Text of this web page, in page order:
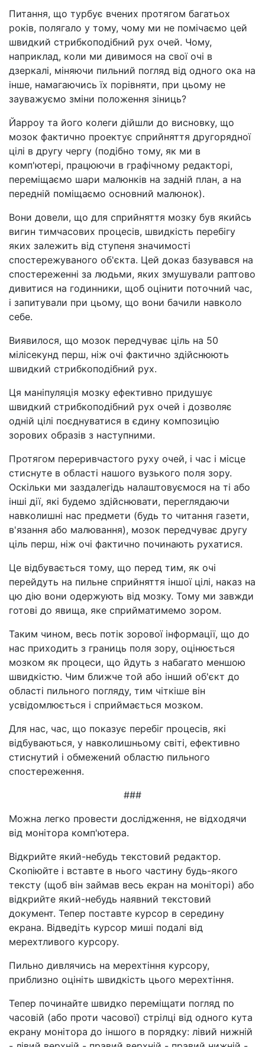
Питання, що турбує вчених протягом багатьох
років, полягало у тому, чому ми не помічаємо цей
швидкий стрибкоподібний рух очей. Чому,
наприклад, коли ми дивимося на свої очі в
дзеркалі, міняючи пильний погляд від одного ока на
інше, намагаючись їх порівняти, при цьому не
зауважуємо зміни положення зіниць?
Йарроу та його колеги дійшли до висновку, що
мозок фактично проектує сприйняття другорядної
цілі в другу чергу (подібно тому, як ми в
комп'ютері, працюючи в графічному редакторі,
переміщаємо шари малюнків на задній план, а на
передній поміщаємо основний малюнок).
Вони довели, що для сприйняття мозку був якийсь
вигин тимчасових процесів, швидкість перебігу
яких залежить від ступеня значимості
спостережуваного об'єкта. Цей доказ базувався на
спостереженні за людьми, яких змушували раптово
дивитися на годинники, щоб оцінити поточний час,
і запитували при цьому, що вони бачили навколо
себе.
Виявилося, що мозок передчуває ціль на 50
мілісекунд перш, ніж очі фактично здійснюють
швидкий стрибкоподібний рух.
Ця маніпуляція мозку ефективно придушує
швидкий стрибкоподібний рух очей і дозволяє
одній цілі поєднуватися в єдину композицію
зорових образів з наступними.
Протягом переривчастого руху очей, і час і місце
стиснуте в області нашого вузького поля зору.
Оскільки ми заздалегідь налаштовуємося на ті або
інші дії, які будемо здійснювати, переглядаючи
навколишні нас предмети (будь то читання газети,
в'язання або малювання), мозок передчуває другу
ціль перш, ніж очі фактично починають рухатися.
Це відбувається тому, що перед тим, як очі
перейдуть на пильне сприйняття іншої цілі, наказ на
цю дію вони одержують від мозку. Тому ми завжди
готові до явища, яке сприйматимемо зором.
Таким чином, весь потік зорової інформації, що до
нас приходить з границь поля зору, оцінюється
мозком як процеси, що йдуть з набагато меншою
швидкістю. Чим ближче той або інший об'єкт до
області пильного погляду, тим чіткіше він
усвідомлюється і сприймається мозком.
Для нас, час, що показує перебіг процесів, які
відбуваються, у навколишньому світі, ефективно
стиснутий і обмежений областю пильного
спостереження.
###
Можна легко провести дослідження, не відходячи
від монітора комп'ютера.
Відкрийте який-небудь текстовий редактор.
Скопіюйте і вставте в нього частину будь-якого
тексту (щоб він займав весь екран на моніторі) або
відкрийте який-небудь наявний текстовий
документ. Тепер поставте курсор в середину
екрана. Відведіть курсор миші подалі від
мерехтливого курсору.
Пильно дивлячись на мерехтіння курсору,
приблизно оцініть швидкість цього мерехтіння.
Тепер починайте швидко переміщати погляд по
часовій (або проти часової) стрілці від одного кута
екрану монітора до іншого в порядку: лівий нижній